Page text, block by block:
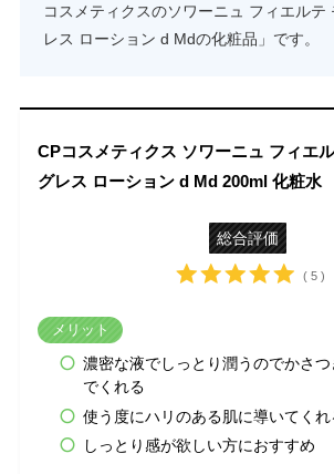
コスメティクスのソワーニュ フィエルテ
レス ローション d Mdの化粧品」です。
CPコスメティクス ソワーニュ フィエ
グレス ローション d Md 200ml 化粧水
総合評価
( 5 )
メリット
濃密な液でしっとり潤うのでかさ
でくれる
使う度にハリのある肌に導いてくれ
しっとり感が欲しい方におすすめ